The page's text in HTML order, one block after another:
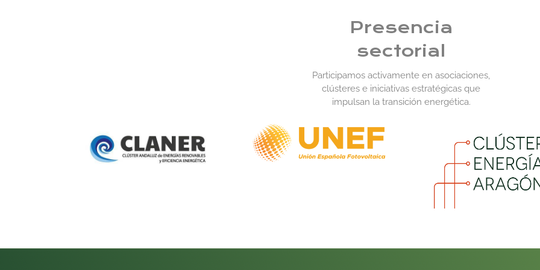
Presencia
sectorial
Participamos activamente en asociaciones,
clústeres e iniciativas estratégicas que
impulsan la transición energética.